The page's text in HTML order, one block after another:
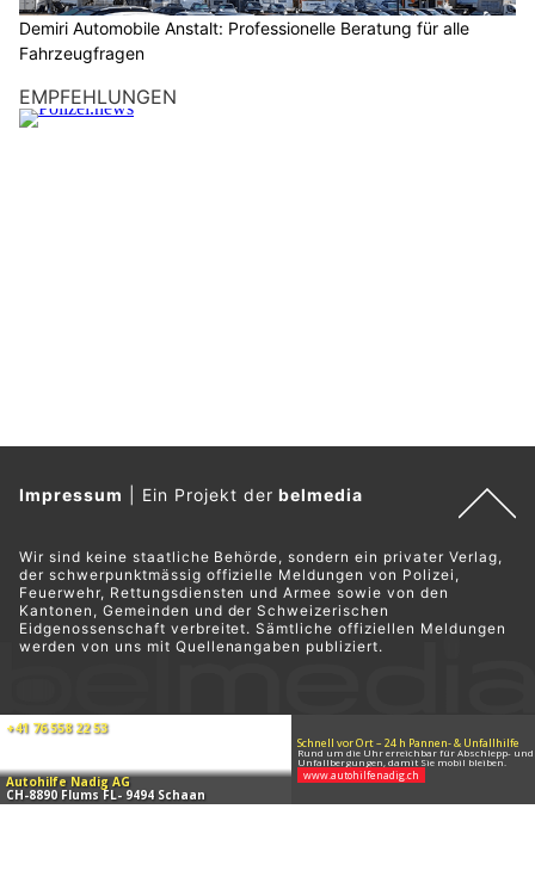
Demiri Automobile Anstalt: Professionelle Beratung für alle
Fahrzeugfragen
EMPFEHLUNGEN
Impressum Ein Projekt derbelmedia
Wir sind keine staatliche Behörde, sondern ein privater Verlag,
der schwerpunktmässig offizielle Meldungen von Polizei,
Feuerwehr, Rettungsdiensten und Armee sowie von den
Kantonen, Gemeinden und der Schweizerischen
Eidgenossenschaft verbreitet. Sämtliche offiziellen Meldungen
werden von uns mit Quellenangaben publiziert.